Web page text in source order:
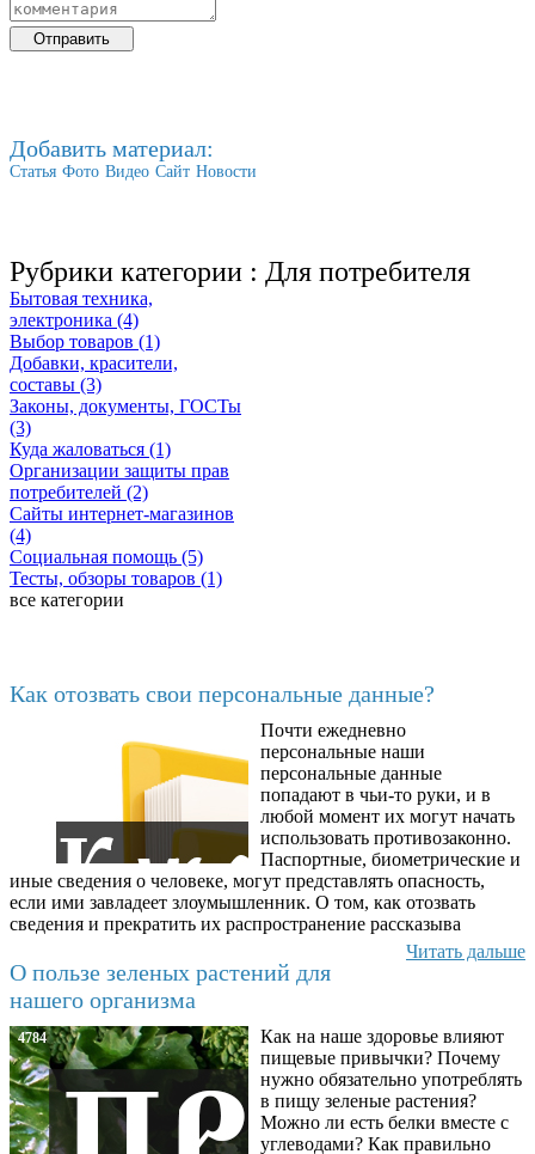
Добавить материал:
Статья Фото Видео Сайт Новости
Рубрики категории : Для потребителя
Бытовая техника,
электроника (4)
Выбор товаров (1)
Добавки, красители,
составы (3)
Законы, документы, ГОСТы
(3)
Куда жаловаться (1)
Организации защиты прав
потребителей (2)
Сайты интернет-магазинов
(4)
Социальная помощь (5)
Тесты, обзоры товаров (1)
все категории
Как отозвать свои персональные данные?
Почти ежедневно
персональные наши
персональные данные
попадают в чьи-то руки, и в
любой момент их могут начать
использовать противозаконно.
Паспортные, биометрические и
иные сведения о человеке, могут представлять опасность,
если ими завладеет злоумышленник. О том, как отозвать
сведения и прекратить их распространение рассказыва
Читать дальше
О пользе зеленых растений для
нашего организма
4784
Как на наше здоровье влияют
пищевые привычки? Почему
нужно обязательно употреблять
в пищу зеленые растения?
Можно ли есть белки вместе с
углеводами? Как правильно